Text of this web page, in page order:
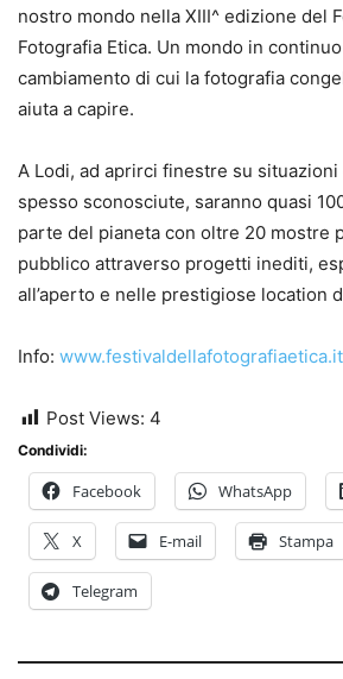
nostro mondo nella XIII^ edizione del
Fotografia Etica. Un mondo in
cambiamento di cui la fotografia
aiuta a capire.
A Lodi, ad aprirci finestre su
spesso sconosciute, saranno quasi
parte del pianeta con oltre 20 mostre
pubblico attraverso progetti inediti,
all’aperto e nelle prestigiose location
Info: www.festivaldellafotografiaetica.it
Post Views: 4
Condividi:
Facebook WhatsApp
X E-mail Stampa
Telegram